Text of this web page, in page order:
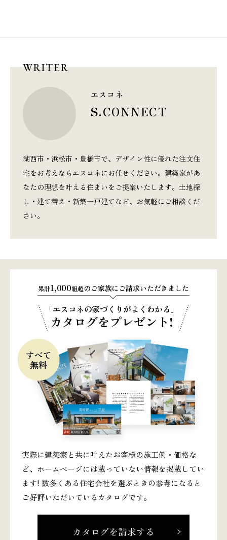
WRITER
エスコネ
S.CONNECT
湖西市・浜松市・豊橋市で、デザイン性に優れた注文住
宅をお考えならエスコネにお任せください。建築家があ
なたの理想を叶える住まいをご提案いたします。土地探
し・建て替え・新築一戸建てなど、お気軽にご相談くだ
さい。
累計1,000組超のご家族にご請求いただきました
「エスコネの家づくりがよくわかる」
カタログをプレゼント!
実際に建築家と共に叶えたお客様の施工例・価格な
ど、ホームページには載っていない情報を掲載してい
ます! 数多くある住宅会社を選ぶときの参考になると
ご好評いただいているカタログです。
カタログを請求する